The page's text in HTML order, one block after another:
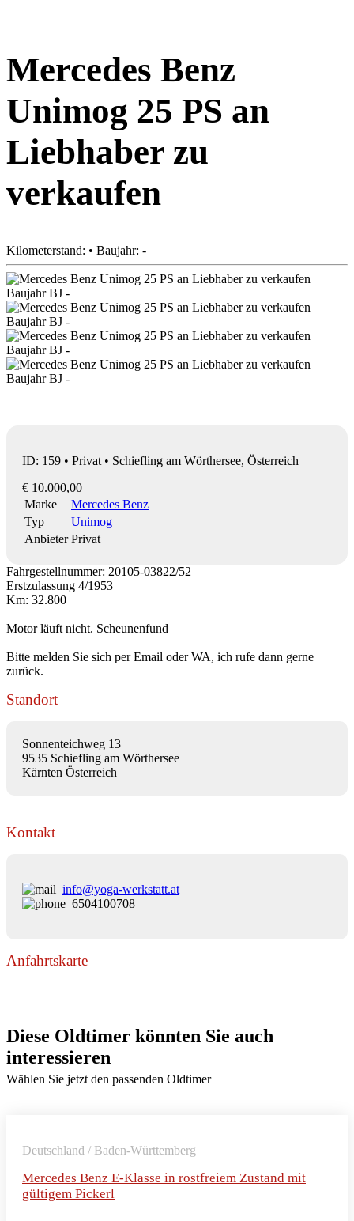
Mercedes Benz
Unimog 25 PS an
Liebhaber zu
verkaufen
Kilometerstand: • Baujahr: -
ID: 159 • Privat • Schiefling am Wörthersee, Österreich
€ 10.000,00
Marke
Mercedes Benz
Typ
Unimog
Anbieter Privat
Fahrgestellnummer: 20105-03822/52
Erstzulassung 4/1953
Km: 32.800
Motor läuft nicht. Scheunenfund
Bitte melden Sie sich per Email oder WA, ich rufe dann gerne
zurück.
Standort
Sonnenteichweg 13
9535 Schiefling am Wörthersee
Kärnten Österreich
Kontakt
info@yoga-werkstatt.at
6504100708
Anfahrtskarte
Diese Oldtimer könnten Sie auch
interessieren
Wählen Sie jetzt den passenden Oldtimer
Deutschland / Baden-Württemberg
Mercedes Benz E-Klasse in rostfreiem Zustand mit
gültigem Pickerl